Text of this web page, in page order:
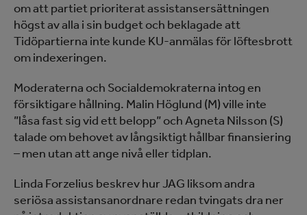
om att partiet prioriterat assistansersättningen
högst av alla i sin budget och beklagade att
Tidöpartierna inte kunde KU-anmälas för löftesbrott
om indexeringen.
Moderaterna och Socialdemokraterna intog en
försiktigare hållning. Malin Höglund (M) ville inte
”låsa fast sig vid ett belopp” och Agneta Nilsson (S)
talade om behovet av långsiktigt hållbar finansiering
– men utan att ange nivå eller tidplan.
Linda Forzelius beskrev hur JAG liksom andra
seriösa assistansanordnare redan tvingats dra ner